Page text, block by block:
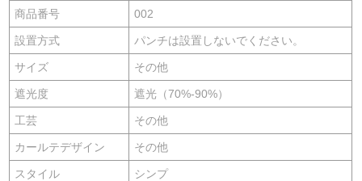
商品番号 002
設置方式 パンチは設置しないでください。
サイズ その他
遮光度 遮光（70%-90%）
工芸 その他
カールテデザイン その他
スタイル シンプ